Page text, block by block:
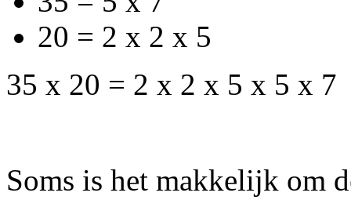
20 = 2 x 2 x 5
35 x 20 = 2 x 2 x 5 x 5 x 7
Soms is het makkelijk om